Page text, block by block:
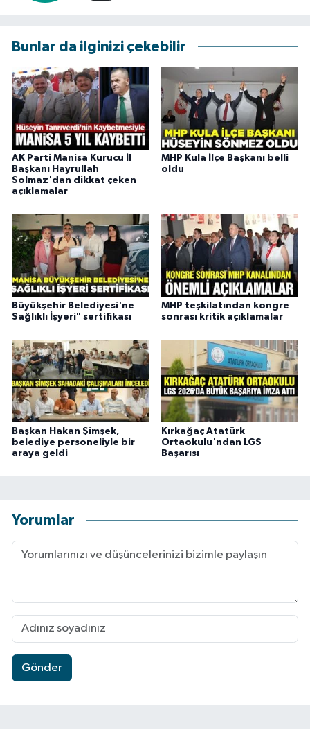
Bunlar da ilginizi çekebilir
AK Parti Manisa Kurucu İl
Başkanı Hayrullah
Solmaz'dan dikkat çeken
açıklamalar
MHP Kula İlçe Başkanı belli
oldu
Büyükşehir Belediyesi'ne
Sağlıklı İşyeri" sertifikası
MHP teşkilatından kongre
sonrası kritik açıklamalar
Başkan Hakan Şimşek,
belediye personeliyle bir
araya geldi
Kırkağaç Atatürk
Ortaokulu'ndan LGS
Başarısı
Yorumlar
Gönder